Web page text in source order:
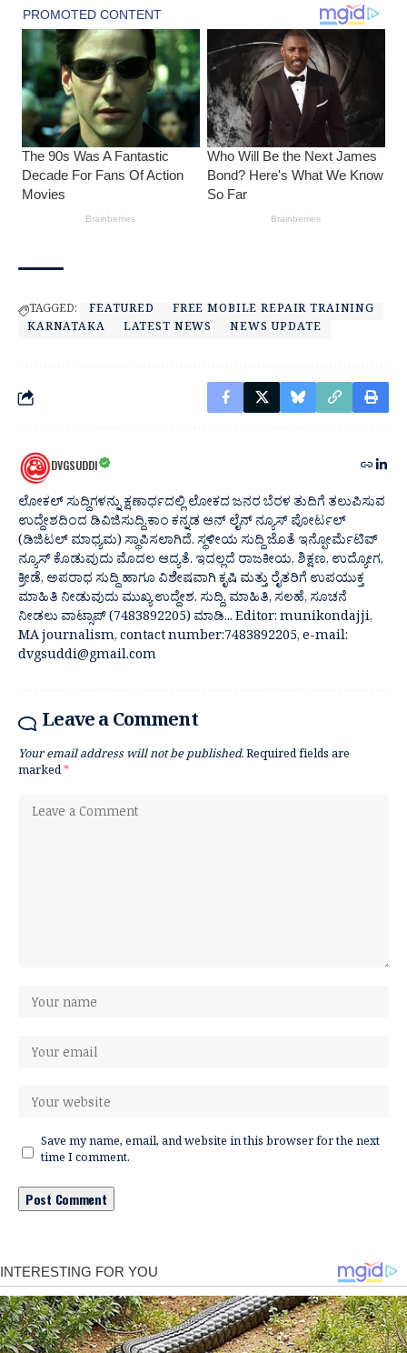
TAGGED: FEATURED
FREE MOBILE REPAIR TRAINING
KARNATAKA
LATEST NEWS NEWS UPDATE
DVGSUDDI
ಲೋಕಲ್ ಸುದ್ದಿಗಳನ್ನು ಕ್ಷಣಾರ್ಧದಲ್ಲಿ ಲೋಕದ ಜನರ ಬೆರಳ ತುದಿಗೆ ತಲುಪಿಸುವ
ಉದ್ದೇಶದಿಂದ ಡಿವಿಜಿಸುದ್ದಿ.ಕಾಂ ಕನ್ನಡ ಆನ್ ಲೈನ್ ನ್ಯೂಸ್ ಪೋರ್ಟಲ್
(ಡಿಜಿಟಲ್ ಮಾಧ್ಯಮ) ಸ್ಥಾಪಿಸಲಾಗಿದೆ. ಸ್ಥಳೀಯ ಸುದ್ದಿ ಜೊತೆ ಇನ್ಫೋರ್ಮೆಟಿವ್
ನ್ಯೂಸ್ ಕೊಡುವುದು ಮೊದಲ ಆದ್ಯತೆ. ಇದಲ್ಲದೆ ರಾಜಕೀಯ, ಶಿಕ್ಷಣ, ಉದ್ಯೋಗ,
ಕ್ರೀಡೆ, ಅಪರಾಧ ಸುದ್ದಿ ಹಾಗೂ ವಿಶೇಷವಾಗಿ ಕೃಷಿ ಮತ್ತು ರೈತರಿಗೆ ಉಪಯುಕ್ತ
ಮಾಹಿತಿ ನೀಡುವುದು ಮುಖ್ಯ ಉದ್ದೇಶ. ಸುದ್ದಿ, ಮಾಹಿತಿ, ಸಲಹೆ, ಸೂಚನೆ
ನೀಡಲು ವಾಟ್ಸಾಪ್ (7483892205) ಮಾಡಿ... Editor: munikondajji,
MA journalism, contact number:7483892205, e-mail:
dvgsuddi@gmail.com
Leave a Comment
Your email address will not be published.Required fields are
marked*
Save my name, email, and website in this browser for the next
time I comment.